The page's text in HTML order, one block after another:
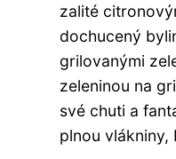
zalité
dochucený
grilovanými
zeleninou na
své chuti a
plnou